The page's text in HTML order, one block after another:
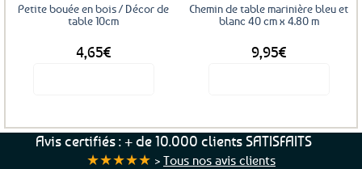
Petite bouée en bois / Décor de
table 10cm
4,65€
Chemin de table marinière bleu et
blanc 40 cm x 4.80 m
9,95€
Avis certifiés : + de 10.000 clients SATISFAITS
★★★★★ > Tous nos avis clients